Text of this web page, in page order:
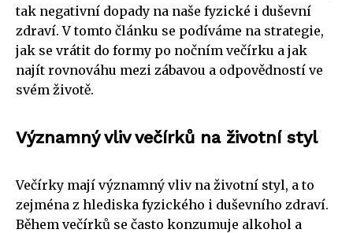
tak negativní dopady na naše fyzické i duševní
zdraví. V tomto článku se podíváme na strategie,
jak se vrátit do formy po nočním večírku a jak
najít rovnováhu mezi zábavou a odpovědností ve
svém životě.
Významný vliv večírků na životní styl
Večírky mají významný vliv na životní styl, a to
zejména z hlediska fyzického i duševního zdraví.
Během večírků se často konzumuje alkohol a